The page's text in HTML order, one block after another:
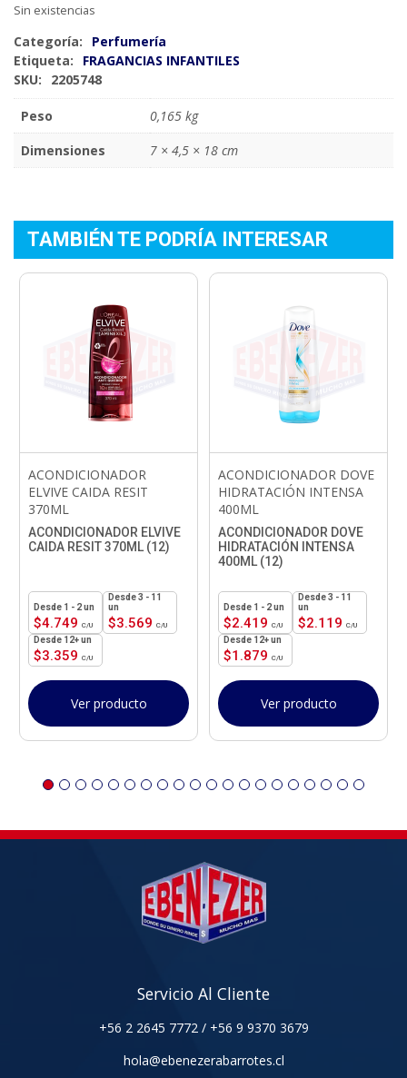
Sin existencias
Categoría:
Perfumería
Etiqueta:
FRAGANCIAS INFANTILES
SKU:
2205748
Peso
0,165 kg
Dimensiones
7 × 4,5 × 18 cm
TAMBIÉN TE PODRÍA INTERESAR
ACONDICIONADOR
ELVIVE CAIDA RESIT
370ML
ACONDICIONADOR ELVIVE
CAIDA RESIT 370ML (12)
$4.749
1 - 2un
$3.569
3 - 11
un
$3.359
12+ un
Ver producto
ACONDICIONADOR DOVE
HIDRATACIÓN INTENSA
400ML
ACONDICIONADOR DOVE
HIDRATACIÓN INTENSA
400ML (12)
$2.419
1 - 2un
$2.119
3 - 11
un
$1.879
12+ un
Ver producto
Servicio Al Cliente
+56 2 2645 7772 / +56 9 9370 3679
hola@ebenezerabarrotes.cl